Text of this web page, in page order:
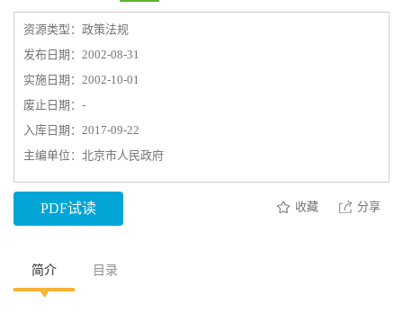
资源类型：政策法规
发布日期：2002-08-31
实施日期：2002-10-01
废止日期：-
入库日期：2017-09-22
主编单位：北京市人民政府
PDF试读 收藏 分享
简介 目录